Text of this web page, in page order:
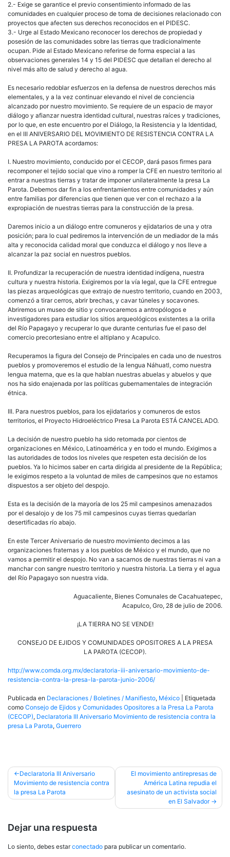
2.- Exige se garantice el previo consentimiento informado de las
comunidades en cualquier proceso de toma de decisiones relacionado con
proyectos que afecten sus derechos reconocidos en el PIDESC.
3.- Urge al Estado Mexicano reconocer los derechos de propiedad y
posesión de las comunidades sobre las tierras que tradicionalmente
ocupan. Pide al Estado Mexicano referirse de forma especial a las
observaciones generales 14 y 15 del PIDESC que detallan el derecho al
nivel más alto de salud y derecho al agua.
Es necesario redoblar esfuerzos en la defensa de nuestros derechos más
elementales, y a la vez continuar elevando el nivel de conciencia
alcanzado por nuestro movimiento. Se requiere de un espacio de mayor
diálogo y afianzar nuestra identidad cultural, nuestras raíces y tradiciones,
por lo que, en este encuentro por el Diálogo, la Resistencia y la Identidad,
en el III ANIVERSARIO DEL MOVIMIENTO DE RESISTENCIA CONTRA LA
PRESA LA PAROTA acordamos:
I. Nuestro movimiento, conducido por el CECOP, dará pasos firmes para
recomponer el tejido social que vino a romper la CFE en nuestro territorio al
entrar a nuestras tierras y tratar de imponer unilateralmente la presa La
Parota. Debemos dar fin a los enfrentamientos entre comunidades y aún
entre familias por diferencias que tienen que ver con el rechazo a la
expropiación de nuestras tierras para la construcción de la presa.
Daremos inicio a un diálogo entre comuneros y ejidatarios de una y otra
posición; para lo cual pediremos la intervención de un mediador de la más
alta y reconocida calidad moral que conduzca el diálogo y nos lleve a
alcanzar la paz social en nuestros pueblos.
II. Profundizar la recuperación de nuestra identidad indígena, nuestra
cultura y nuestra historia. Exigiremos por la vía legal, que la CFE entregue
las piezas arqueológicas que extrajo de nuestro territorio, cuando en 2003,
comenzó a tirar cerros, abrir brechas, y cavar túneles y socavones.
Abriremos un museo de sitio y convocaremos a antropólogos e
investigadores para estudiar los sitios arqueológicos existentes a la orilla
del Río Papagayo y recuperar lo que durante centurias fue el paso del
comercio precortesiano entre el altiplano y Acapulco.
Recuperamos la figura del Consejo de Principales en cada uno de nuestros
pueblos y promoveremos el estudio de la lengua Náhuatl, como nuestra
lengua materna, que es la que hablan nuestras abuelas y abuelos y que
nos ha sido enajenada por las políticas gubernamentales de integración
étnica.
III. Para nuestros pueblos, para los ejidatarios y comuneros de estos
territorios, el Proyecto Hidroeléctrico Presa La Parota ESTÁ CANCELADO.
La decisión de nuestro pueblo ha sido retomada por cientos de
organizaciones en México, Latinoamérica y en todo el mundo. Exigimos a
las autoridades de todos los niveles que respeten esta decisión de los
pueblos. Ya lo hicimos saber en carta dirigida al presidente de la República;
le exigimos respeto a la voluntad de miles de campesinos que no estamos
dispuestos a ser objeto del despojo.
Esta es la decisión de la mayoría de los 25 mil campesinos amenazados
por el desalojo y de los 75 mil campesinos cuyas tierras quedarían
desertificadas río abajo.
En este Tercer Aniversario de nuestro movimiento decimos a las
organizaciones fraternas y a los pueblos de México y el mundo, que no
vamos a permitir el despojo. No van a sacarnos de nuestras tierras ni van a
manchar con sangre nuestro territorio y nuestra historia. La tierra y el agua
del Río Papagayo son nuestra vida.
Aguacaliente, Bienes Comunales de Cacahuatepec,
Acapulco, Gro, 28 de julio de 2006.
¡LA TIERRA NO SE VENDE!
CONSEJO DE EJIDOS Y COMUNIDADES OPOSITORES A LA PRESA
LA PAROTA (CECOP).
http://www.comda.org.mx/declaratoria-iii-aniversario-movimiento-de-
resistencia-contra-la-presa-la-parota-junio-2006/
Publicada en Declaraciones / Boletines / Manifiesto, México
Etiquetada
como Consejo de Ejidos y Comunidades Opositores a la Presa La Parota
(CECOP), Declaratoria III Aniversario Movimiento de resistencia contra la
presa La Parota, Guerrero
Navegación
de
entradas
Declaratoria III Aniversario
Movimiento de resistencia contra
la presa La Parota
El movimiento antirepresas de
América Latina repudia el
asesinato de un activista social
en El Salvador
Dejar una respuesta
Lo siento, debes estarconectado para publicar un comentario.